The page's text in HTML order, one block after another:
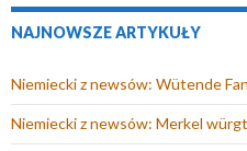
i
e
NAJNOWSZE ARTYKUŁY
Niemiecki z newsów: Wütende
Niemiecki z newsów: Merkel